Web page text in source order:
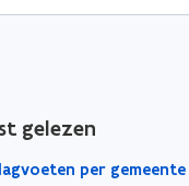
gelezen
per gemeente